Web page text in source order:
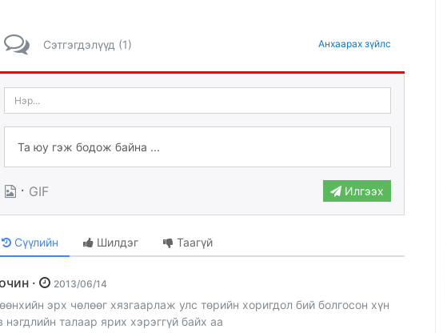
Сэтгэгдэлүүд (1) Анхаарах зүйлс
· GIF Илгээх
Сүүлийн Шилдэг Таагүй
Зочин · 2013/06/14
эрх чөлөөг хязгаарлаж улс төрийн хоригдол бий болгосон хүн
нэгдлийн талаар ярих хэрэггүй байх аа